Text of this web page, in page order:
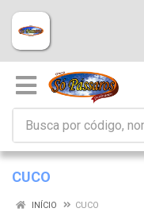
CUCO
INÍCIO CUCO